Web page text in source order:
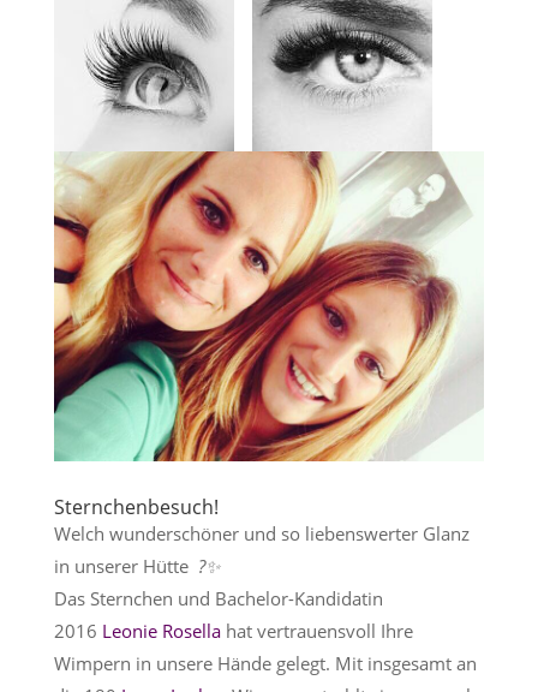
Sternchenbesuch!
Welch wunderschöner und so liebenswerter Glanz
in unserer Hütte ?✨
Das Sternchen und Bachelor-Kandidatin
2016 Leonie Rosellahat vertrauensvoll Ihre
Wimpern in unsere Hände gelegt. Mit insgesamt an